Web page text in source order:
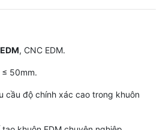
, CNC EDM.
50mm.
cầu độ chính xác cao trong khuôn